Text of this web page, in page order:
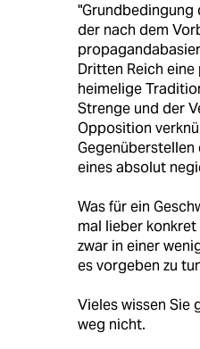
"Grundbedingung
der nach dem
Dritten Reich
heimelige
Strenge und der
Opposition
Gegenüberstellen
eines absolut
Was für ein
mal lieber
zwar in einer
es vorgeben zu
Vieles wissen Sie
weg nicht.